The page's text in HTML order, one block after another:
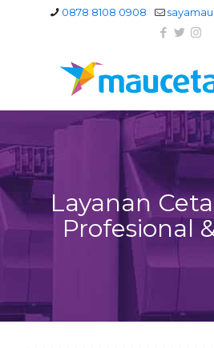
0878 8108 0908
Layanan
Profesional